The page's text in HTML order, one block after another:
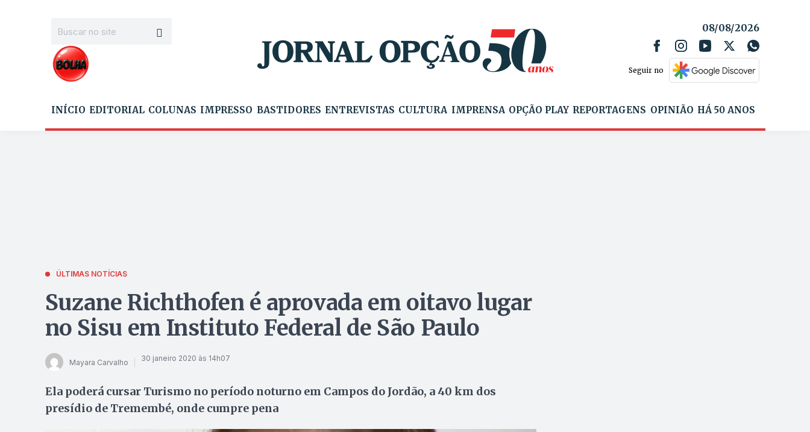
08/08/2026
Seguir no
INÍCIO EDITORIAL COLUNAS IMPRESSO BASTIDORES ENTREVISTAS CULTURA IMPRENSA OPÇÃO PLAY REPORTAGENS OPINIÃO HÁ 50 ANOS
ÚLTIMAS NOTÍCIAS
Suzane Richthofen é aprovada em oitavo lugar
no Sisu em Instituto Federal de São Paulo
Mayara Carvalho 30 janeiro 2020 às 14h07
Ela poderá cursar Turismo no período noturno em Campos do Jordão, a 40 km dos
presídio de Tremembé, onde cumpre pena